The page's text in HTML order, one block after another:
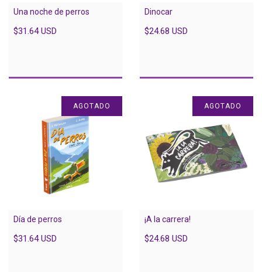
Una noche de perros
$31.64 USD
Dinocar
$24.68 USD
AGOTADO
Día de perros
$31.64 USD
AGOTADO
¡A la carrera!
$24.68 USD